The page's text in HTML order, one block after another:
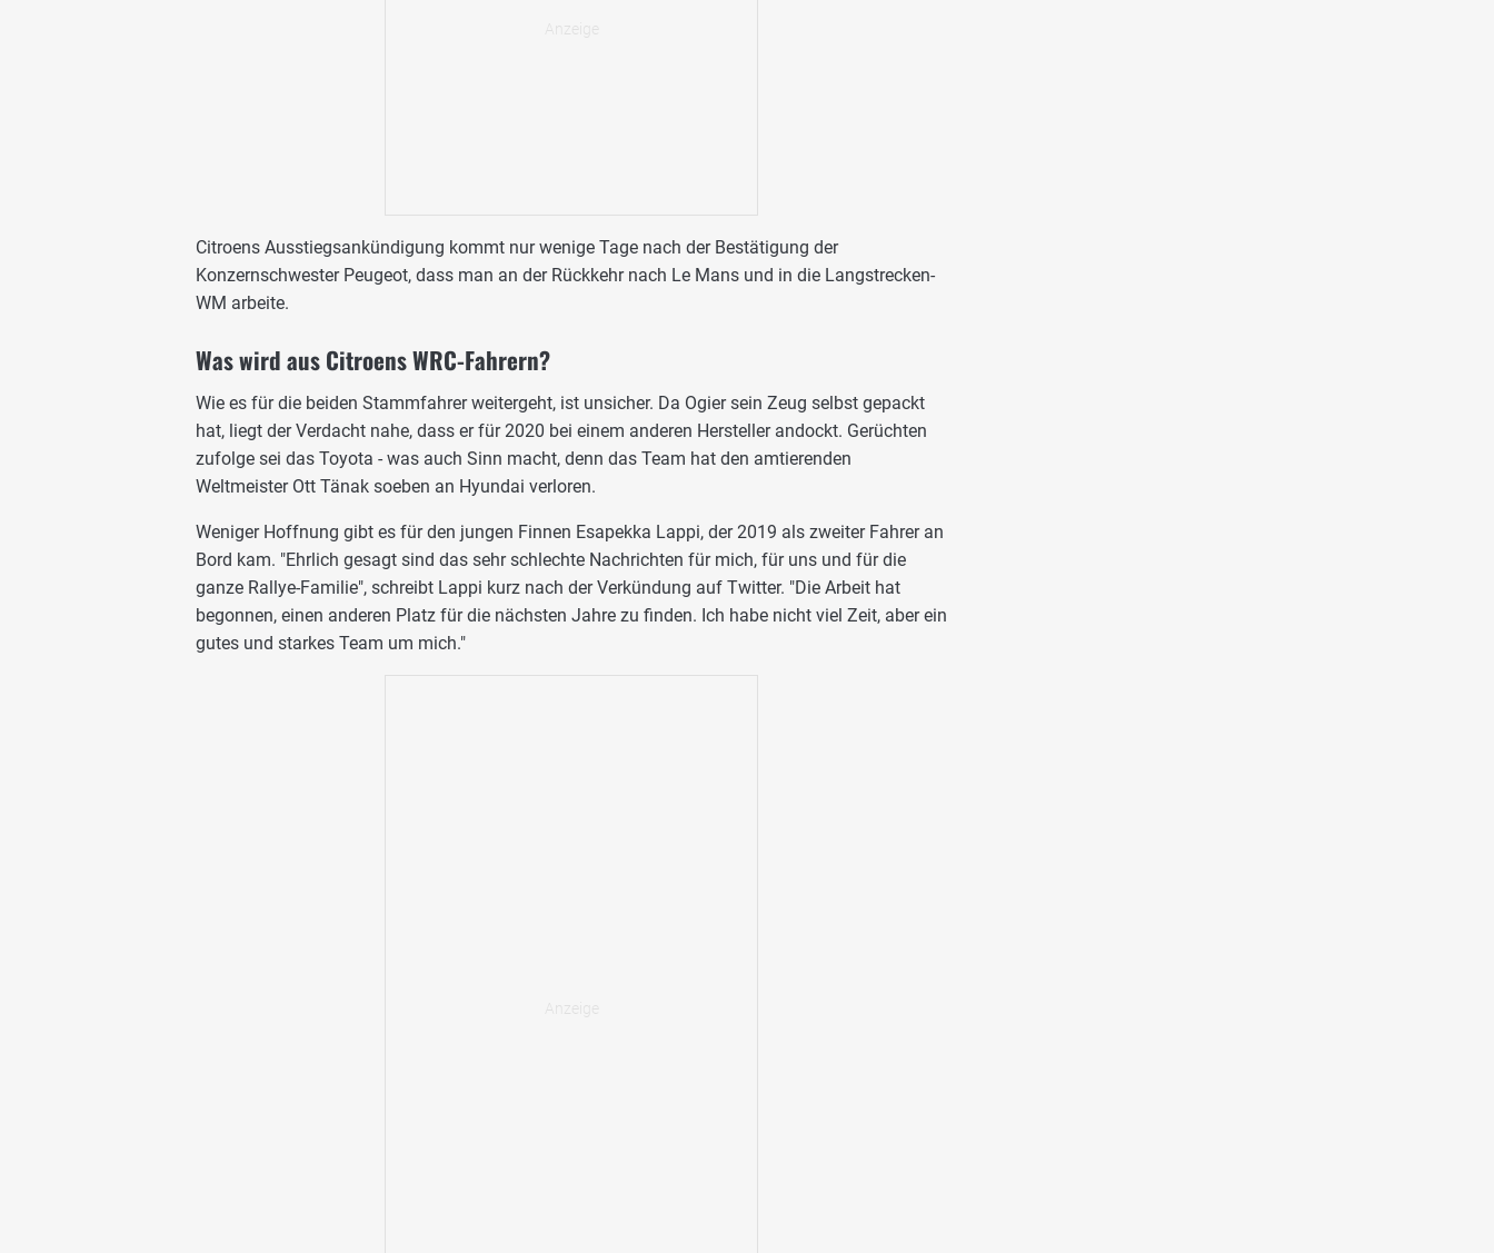
Citroens Ausstiegsankündigung kommt nur wenige Tage nach der Bestätigung der
Konzernschwester Peugeot, dass man an der Rückkehr nach Le Mans und in die Langstrecken-
WM arbeite.
Was wird aus Citroens WRC-Fahrern?
Wie es für die beiden Stammfahrer weitergeht, ist unsicher. Da Ogier sein Zeug selbst gepackt
hat, liegt der Verdacht nahe, dass er für 2020 bei einem anderen Hersteller andockt. Gerüchten
zufolge sei das Toyota - was auch Sinn macht, denn das Team hat den amtierenden
Weltmeister Ott Tänak soeben an Hyundai verloren.
Weniger Hoffnung gibt es für den jungen Finnen Esapekka Lappi, der 2019 als zweiter Fahrer an
Bord kam. "Ehrlich gesagt sind das sehr schlechte Nachrichten für mich, für uns und für die
ganze Rallye-Familie", schreibt Lappi kurz nach der Verkündung auf Twitter. "Die Arbeit hat
begonnen, einen anderen Platz für die nächsten Jahre zu finden. Ich habe nicht viel Zeit, aber ein
gutes und starkes Team um mich."